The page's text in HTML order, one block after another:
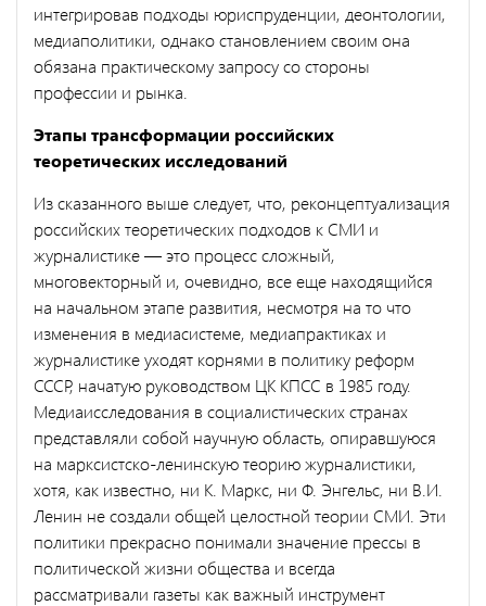
интегрировав подходы юриспруденции, деонтоло­гии,
медиаполитики, однако становлением своим она
обязана пра­ктическому запросу со стороны
профессии и рынка.
Этапы трансформации российских
теоретических исследований
Из сказанного выше следует, что, реконцептуализация
российских теоретических подходов к СМИ и
журналистике — это процесс слож­ный,
многовекторный и, очевидно, все еще находящийся
на началь­ном этапе развития, несмотря на то что
изменения в медиасистеме, медиапрактиках и
журналистике уходят корнями в политику реформ
СССР, начатую руководством ЦК КПСС в 1985 году.
Медиаисследо­вания в социалистических странах
представляли собой научную об­ласть, опиравшуюся
на марксистско-ленинскую теорию журналисти­ки,
хотя, как известно, ни К. Маркс, ни Ф. Энгельс, ни В.И.
Ленин не создали общей целостной теории СМИ. Эти
политики прекрасно понимали значение прессы в
политической жизни общества и всегда
рассматривали газеты как важный инструмент